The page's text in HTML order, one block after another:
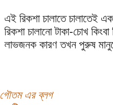
এই রিকশা চালাতে চালাতেই
রিকশা চালানো টাকা-চোখ
লাভজনক কারণ তখন পুরুষ
গৌতম এর ব্লগ